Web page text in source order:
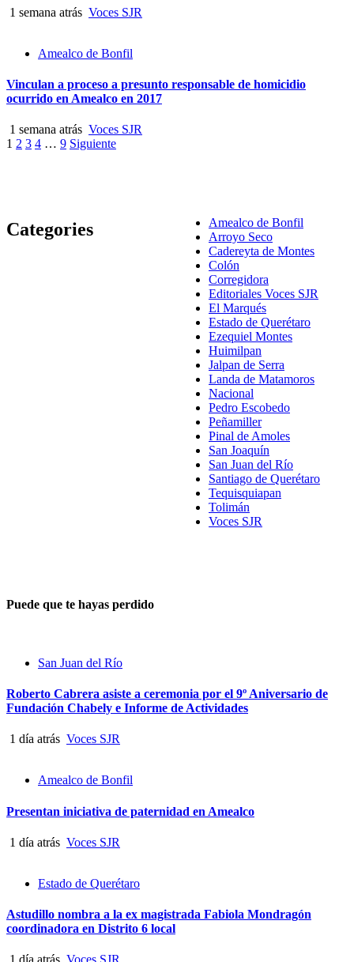
1 semana atrás Voces SJR
Amealco de Bonfil
Vinculan a proceso a presunto responsable de homicidio
ocurrido en Amealco en 2017
1 semana atrás Voces SJR
Paginación
1 2 3 4 … 9 Siguiente
Categories
Amealco de Bonfil
Arroyo Seco
Cadereyta de Montes
Colón
Corregidora
Editoriales Voces SJR
El Marqués
Estado de Querétaro
Ezequiel Montes
Huimilpan
Jalpan de Serra
Landa de Matamoros
Nacional
Pedro Escobedo
Peñamiller
Pinal de Amoles
San Joaquín
San Juan del Río
Santiago de Querétaro
Tequisquiapan
Tolimán
Voces SJR
Puede que te hayas perdido
San Juan del Río
Roberto Cabrera asiste a ceremonia por el 9º Aniversario de
Fundación Chabely e Informe de Actividades
1 día atrás Voces SJR
Amealco de Bonfil
Presentan iniciativa de paternidad en Amealco
1 día atrás Voces SJR
Estado de Querétaro
Astudillo nombra a la ex magistrada Fabiola Mondragón
coordinadora en Distrito 6 local